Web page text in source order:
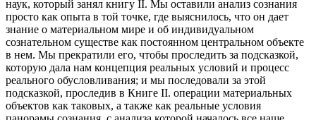
наук, который занял книгу II. Мы оставили анализ сознания
просто как опыта в той точке, где выяснилось, что он дает
знание о материальном мире и об индивидуальном
сознательном существе как постоянном центральном объекте
в нем. Мы прекратили его, чтобы проследить за подсказкой,
которую дала нам концепция реальных условий и процесс
реального обусловливания; и мы последовали за этой
подсказкой, проследив в Книге II. операции материальных
объектов как таковых, а также как реальные условия